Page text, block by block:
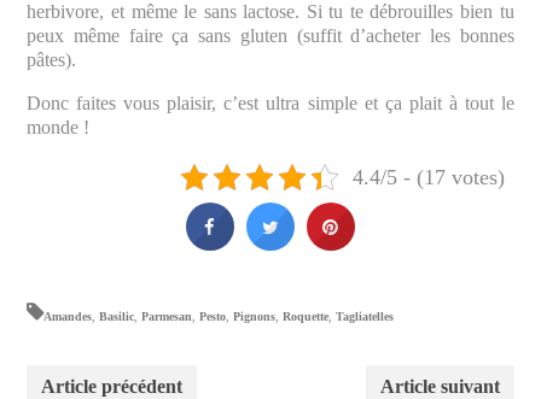
herbivore, et même le sans lactose. Si tu te débrouilles bien tu
peux même faire ça sans gluten (suffit d’acheter les bonnes
pâtes).
Donc faites vous plaisir, c’est ultra simple et ça plait à tout le
monde !
4.4/5 - (17 votes)
Amandes ,Basilic ,Parmesan ,Pesto ,Pignons ,Roquette ,Tagliatelles
Article précédent Article suivant